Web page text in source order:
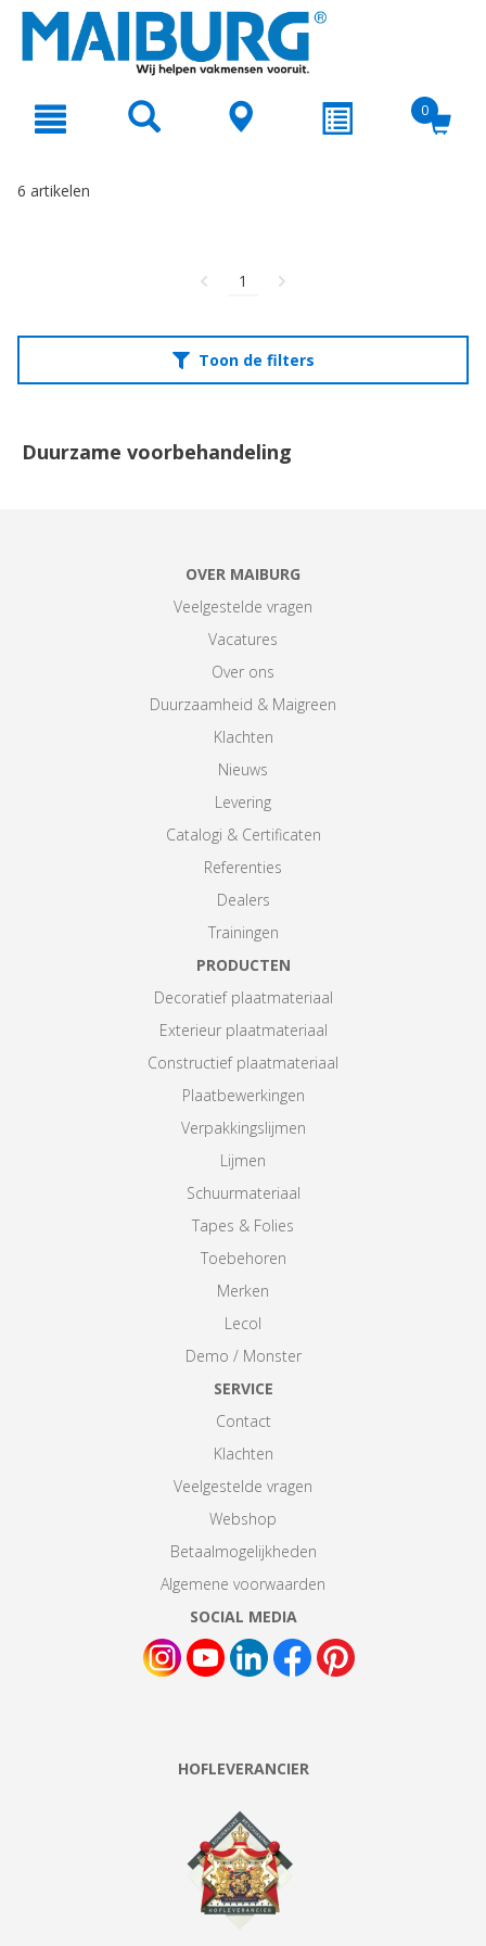
text.skipToNavigation
0
6 artikelen
1
Toon de filters
Duurzame voorbehandeling
OVER MAIBURG
Veelgestelde vragen
Vacatures
Over ons
Duurzaamheid & Maigreen
Klachten
Nieuws
Levering
Catalogi & Certificaten
Referenties
Dealers
Trainingen
PRODUCTEN
Decoratief plaatmateriaal
Exterieur plaatmateriaal
Constructief plaatmateriaal
Plaatbewerkingen
Verpakkingslijmen
Lijmen
Schuurmateriaal
Tapes & Folies
Toebehoren
Merken
Lecol
Demo / Monster
SERVICE
Contact
Klachten
Veelgestelde vragen
Webshop
Betaalmogelijkheden
Algemene voorwaarden
SOCIAL MEDIA
HOFLEVERANCIER